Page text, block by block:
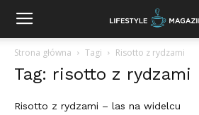
Strona główna Tagi Risotto z rydzami
Tag: risotto z rydzami
Risotto z rydzami – las na widelcu